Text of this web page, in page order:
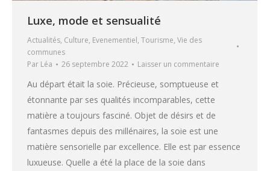
Luxe, mode et sensualité
Actualités, Culture, Evenementiel, Tourisme, Vie des
communes
Par Léa 26 septembre 2022 Laisser un commentaire
Au départ était la soie. Précieuse, somptueuse et
étonnante par ses qualités incomparables, cette
matière a toujours fasciné. Objet de désirs et de
fantasmes depuis des millénaires, la soie est une
matière sensorielle par excellence. Elle est par essence
luxueuse. Quelle a été la place de la soie dans